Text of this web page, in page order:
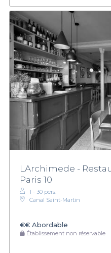
LArchimede -
Paris 10
1 - 30 pers.
Canal Saint-Martin
€€ Abordable
Établissement non réservable